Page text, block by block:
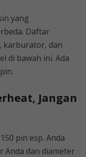
yang
Daftar
karburator, dan
di bawah ini. Ada
Jangan
pin esp. Anda
Anda dan diameter